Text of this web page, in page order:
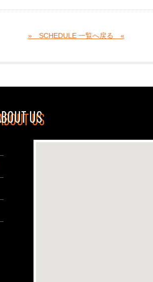
» SCHEDULE 一覧へ戻る «
US